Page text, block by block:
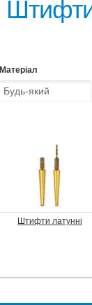
Матеріал
Штифти латунні